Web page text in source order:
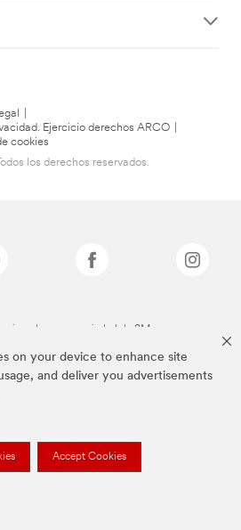
on your device to enhance site
and deliver you advertisements
Accept Cookies
Ejercicio derechos ARCO
cookies
los derechos reservados.
son propiedad de 3M